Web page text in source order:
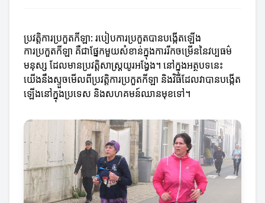
ប្រវត្តិការប្រកួតកីឡា: របៀបការប្រកួតបានបង្កើតឡើង
ការប្រកួតកីឡា គឺជាផ្នែកមួយសំខាន់ក្នុងការរីកចម្រើននៃវប្បធម៌
មនុស្ស ដែលមានប្រវត្តិសាស្ត្រយូរអង្វែង។ នៅក្នុងអត្ថបទនេះ
យើងនឹងស្ទួចមើលពីប្រវត្តិការប្រកួតកីឡា និងវិធីដែលវាបានបង្កើត
ឡើងនៅក្នុងប្រទេស និងសហគមន៍ឈានមុខទៅ។